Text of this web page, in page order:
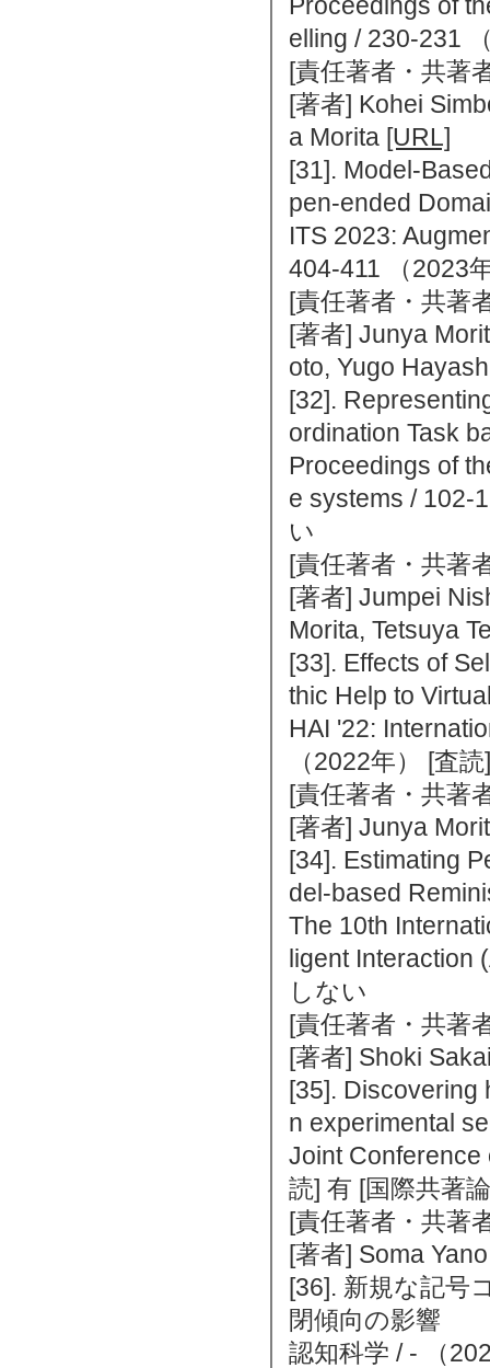
elling / 230-231
[責任著者・共著
[著者] Kohei
a Morita [URL]
[31]. Model-
pen-ended
ITS 2023:
404-411 （2023
[責任著者・共著
[著者] Junya
oto, Yugo
[32].
ordination Task
Proceedings of
e systems / 102-
い
[責任著者・共著
[著者] Jumpei
Morita, Tetsuya
[33]. Effects of
thic Help to
HAI '22:
（2022年） [査
[責任著者・共著
[著者] Junya
[34]. Estimating
del-based
The 10th
ligent Interaction
しない
[責任著者・共著
[著者] Shoki
[35]. Discovering
n experimental
Joint Conference
読] 有 [国際共著
[責任著者・共著
[著者] Soma
[36]. 新規な記号
閉傾向の影響
認知科学 / - （